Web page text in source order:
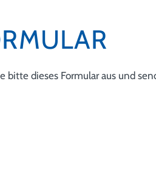
dieses Formular aus und